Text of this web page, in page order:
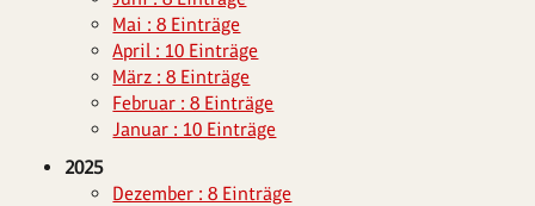
Mai : 8 Einträge
April : 10 Einträge
März : 8 Einträge
Februar : 8 Einträge
Januar : 10 Einträge
2025
Dezember : 8 Einträge